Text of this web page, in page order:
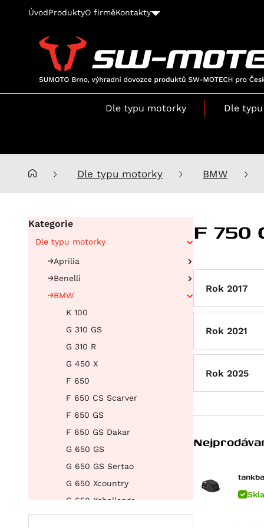
ÚvodProduktyO firměKontakty
SUMOTO
Brno,
výhradní
Česko
Dle typu motorky Dle
Dle typu motorky BMW
Kategorie
Dle typu motorky
Aprilia
Atlantic 125
RS 125
Scarabeo 125
SX 125
Tuono 125
Atlantic 200
Scarabeo 200
Atlantic 250
RXV 450
SXV 450/550
RS 457
Tuono 457
RXV 550
SXV 550
Pegaso 650
Benelli
Leoncino 500
Leoncino 500 Trail
TRK 502 X
752S
Leoncino 800
Leoncino 800 Trail
BMW
K 100
G 310 GS
G 310 R
G 450 X
F 650
F 650 CS Scarver
F 650 GS
F 650 GS Dakar
G 650 GS
G 650 GS Sertao
G 650 Xcountry
G 650 Xchallenge
G 650 Xmoto
F 750
Rok 2017
Rok 2021
Rok 2025